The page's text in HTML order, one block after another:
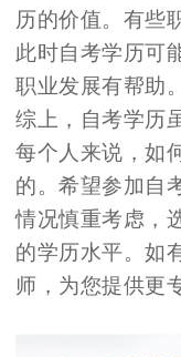
历的价值。有些
此时自考学历可
职业发展有帮助。
综上，自考学历
每个人来说，如
的。希望参加自
情况慎重考虑，
的学历水平。如
师，为您提供更